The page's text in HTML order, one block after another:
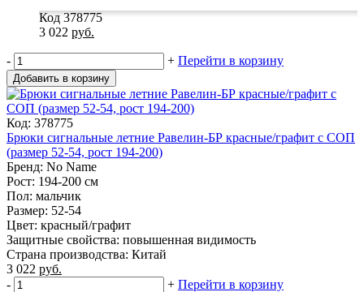
Код 378775
3 022 руб.
- + Перейти в корзину
Добавить в корзину
Код: 378775
Брюки сигнальные летние Равелин-БР красные/графит с СОП
(размер 52-54, рост 194-200)
Бренд: No Name
Рост: 194-200 см
Пол: мальчик
Размер: 52-54
Цвет: красный/графит
Защитные свойства: повышенная видимость
Страна производства: Китай
3 022 руб.
-
+ Перейти в корзину